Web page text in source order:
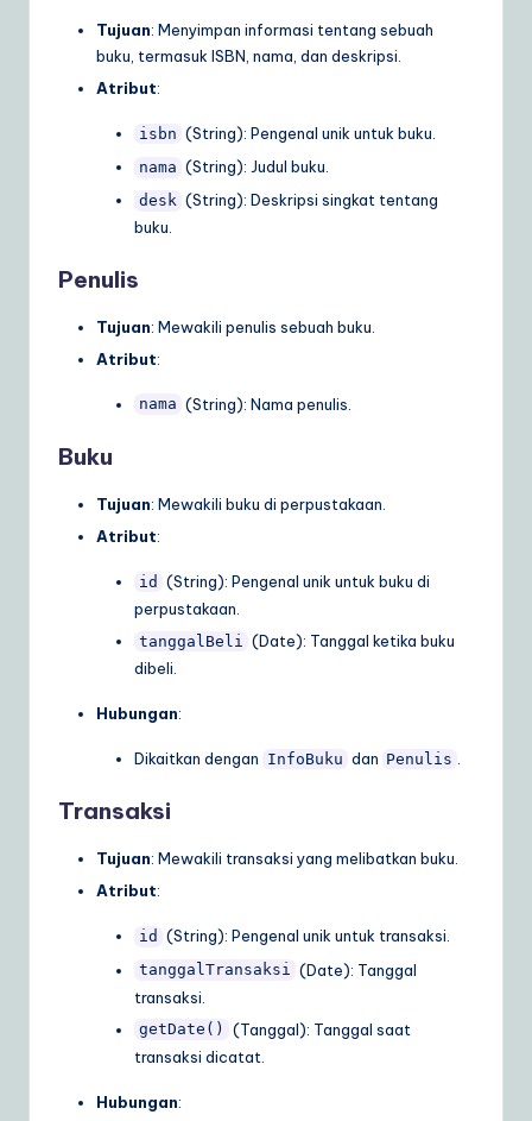
Tujuan: Menyimpan informasi tentang sebuah
buku, termasuk ISBN, nama, dan deskripsi.
Atribut:
isbn (String): Pengenal unik untuk buku.
nama (String): Judul buku.
desk (String): Deskripsi singkat tentang
buku.
Penulis
Tujuan: Mewakili penulis sebuah buku.
Atribut:
nama (String): Nama penulis.
Buku
Tujuan: Mewakili buku di perpustakaan.
Atribut:
id (String): Pengenal unik untuk buku di
perpustakaan.
tanggalBeli (Date): Tanggal ketika buku
dibeli.
Hubungan:
Dikaitkan dengan InfoBuku dan Penulis
Transaksi
Tujuan: Mewakili transaksi yang melibatkan buku.
Atribut:
id (String): Pengenal unik untuk transaksi.
tanggalTransaksi (Date): Tanggal
transaksi.
getDate()
(Tanggal): Tanggal saat
transaksi dicatat.
Hubungan: